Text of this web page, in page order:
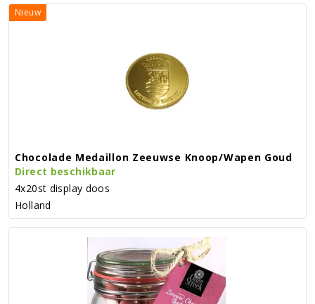
Nieuw
Chocolade Medaillon Zeeuwse Knoop/wapen Goud
Direct beschikbaar
4x20st display doos
Holland